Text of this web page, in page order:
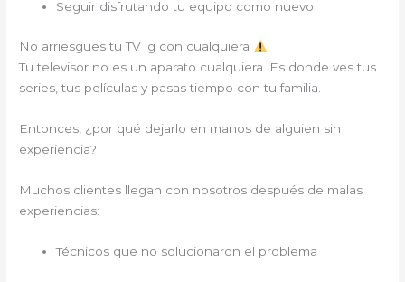
Seguir disfrutando tu equipo como nuevo
No arriesgues tu TV lg con cualquiera
Tu televisor no es un aparato cualquiera. Es donde ves tus
series, tus películas y pasas tiempo con tu familia.
Entonces, ¿por qué dejarlo en manos de alguien sin
experiencia?
Muchos clientes llegan con nosotros después de malas
experiencias:
Técnicos que no solucionaron el problema